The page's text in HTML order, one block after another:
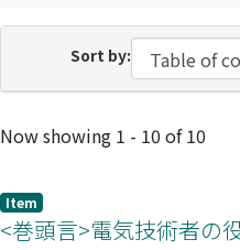
Sort by:
Recent
Now showing 1 - 10 of 10
Item
<巻頭言>電気技術者の